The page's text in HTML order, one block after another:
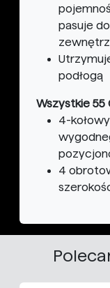
pasuje
podłogą
Wszystkie 55
4-
4